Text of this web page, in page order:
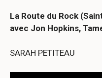
La Route du Rock
avec Jon Hopkins,
SARAH PETITEAU